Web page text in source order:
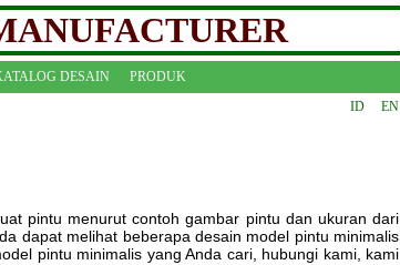
DESAIN
PRODUK
EN
ID
pintu menurut contoh gambar pintu dan ukuran dari
dapat melihat beberapa desain model pintu minimalis
pintu minimalis yang Anda cari, hubungi kami, kami